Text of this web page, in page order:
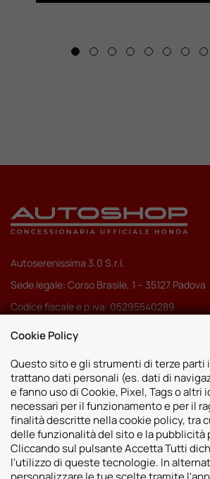
Autoserenissima 3.0 S.r.l.
Sede legale: Corso Brasile, 1 – 35127 Padova
Codice fiscale e p.iva: 05295540289
Pec:autoserenissima3.0srl@legalmail.it
Sedi
Vicenza
Padova
Risorse
Cookie Policy
Questo sito e gli strumenti di terze parti
trattano dati personali (es. dati di
e fanno uso di Cookie, Pixel, Tags o altri
necessari per il funzionamento e per il
finalità descritte nella cookie policy, tra
delle funzionalità del sito e la pubblicità
Cliccando sul pulsante Accetta Tutti
l'utilizzo di queste tecnologie. In